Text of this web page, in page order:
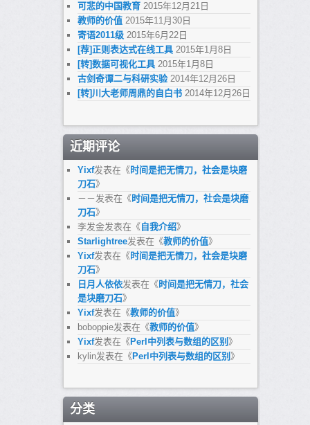
可悲的中国教育 2015年12月21日
教师的价值 2015年11月30日
寄语2011级 2015年6月22日
[荐]正则表达式在线工具 2015年1月8日
[转]数据可视化工具 2015年1月8日
古剑奇谭二与科研实验 2014年12月26日
[转]川大老师周鼎的自白书 2014年12月26日
近期评论
Yixf发表在《时间是把无情刀，社会是块磨
刀石》
－－发表在《时间是把无情刀，社会是块磨
刀石》
李发金发表在《自我介绍》
Starlightree发表在《教师的价值》
Yixf发表在《时间是把无情刀，社会是块磨
刀石》
日月人依依发表在《时间是把无情刀，社会
是块磨刀石》
Yixf发表在《教师的价值》
boboppie发表在《教师的价值》
Yixf发表在《Perl中列表与数组的区别 》
kylin发表在《Perl中列表与数组的区别 》
分类